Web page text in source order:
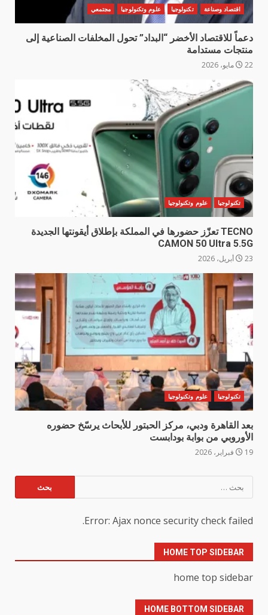
اقتصاد وصناعة تكنولوجيا علوم وتكنولوجيا مجتمعي
دعماً للاقتصاد الأخضر “البداد” تحول المخلفات الصناعية إلى
منتجات مستدامة
22 مايو، 2026
تكنولوجيا علوم وتكنولوجيا
TECNO تعزّز حضورها في المملكة بإطلاق أيقونتها الجديدة
CAMON 50 Ultra 5.5G
23 أبريل، 2026
تكنولوجيا علوم وتكنولوجيا
بعد القاهرة ودبي، مركز الحبتور للأبحاث يرسّخ حضوره
الأوروبي من بوابة بودابست
19 فبراير، 2026
البحث
عن:
Error: Ajax nonce security check failed.
HOME TOP SIDEBAR
home top sidebar
HOME BOTTOM SIDEBAR